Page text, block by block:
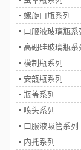
螺旋口瓶系列
口服液玻璃瓶系
高硼硅玻璃瓶系
模制瓶系列
安瓿瓶系列
瓶盖系列
喷头系列
口服液吸管系列
内托系列